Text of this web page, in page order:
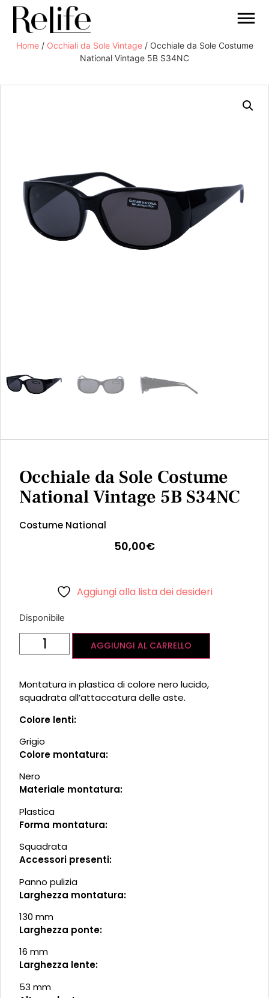
Home/ Occhiali da Sole Vintage/ Occhiale da Sole Costume
National Vintage 5B S34NC
Occhiale da Sole Costume
National Vintage 5B S34NC
Costume National
50,00€
Aggiungi alla lista dei desideri
Disponibile
AGGIUNGI AL CARRELLO
Montatura in plastica di colore nero lucido,
squadrata all’attaccatura delle aste.
Colore lenti:
Grigio
Colore montatura:
Nero
Materiale montatura:
Plastica
Forma montatura:
Squadrata
Accessori presenti:
Panno pulizia
Larghezza montatura:
130 mm
Larghezza ponte:
16 mm
Larghezza lente:
53 mm